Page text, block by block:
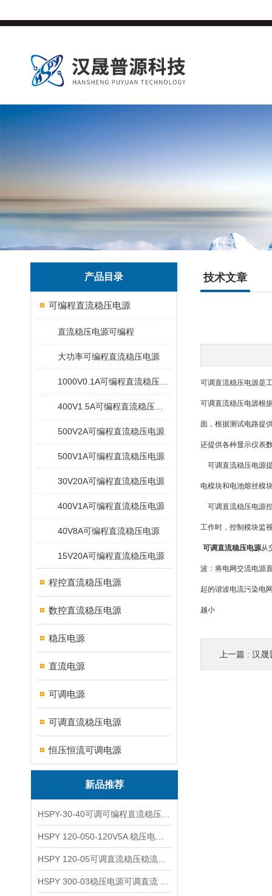
产品目录
可编程直流稳压电源
直流稳压电源可编程
大功率可编程直流稳压电源
500V2A可编程直流稳压电源
500V1A可编程直流稳压电源
30V20A可编程直流稳压电源
400V1A可编程直流稳压电源
40V8A可编程直流稳压电源
15V20A可编程直流稳压电源
程控直流稳压电源
数控直流稳压电源
稳压电源
直流电源
可调电源
可调直流稳压电源
恒压恒流可调电源
新品推荐
技术文章
可调直流稳压电源是
可调直流稳压电源根
面，根据测试电路提
还提供各种显示仪表
可调直流稳压电源
电模块和电池熔丝模
可调直流稳压电源
工作时，控制模块监
可调直流稳压电源从
波：将电网交流电源
起的谐波电流污染电
越小
上一篇 : 汉晟